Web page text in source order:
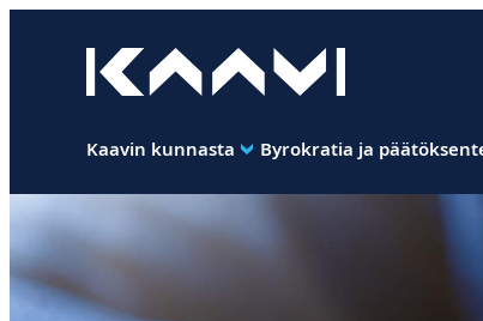
sisältöön
Kaavin kunta
pimee.
Kaavin kunnasta Byrokratia ja